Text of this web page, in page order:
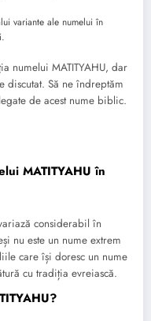
variante ale numelui în
numelui MATITYAHU, dar
discutat. Să ne îndreptăm
de acest nume biblic.
MATITYAHU în
considerabil în
nu este un nume extrem
care își doresc un nume
cu tradiția evreiască.